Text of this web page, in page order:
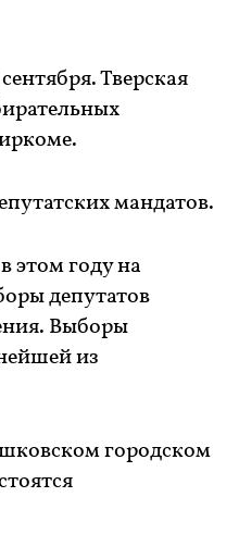
Тверская
мандатов.
этом году на
депутатов
Выборы
из
городском